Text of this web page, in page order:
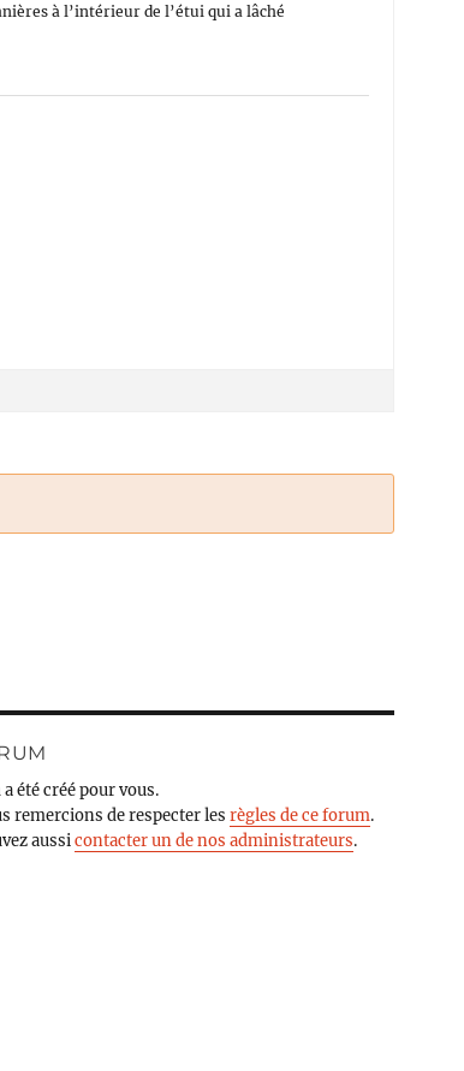
à l’intérieur de l’étui qui a lâché
été créé pour vous.
remercions de respecter lesrègles de ce forum.
aussicontacter un de nos administrateurs.